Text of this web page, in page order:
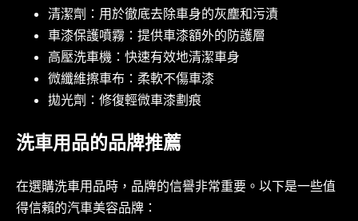
清潔劑：用於徹底去除車身的灰塵和污漬
車漆保護噴霧：提供車漆額外的防護層
高壓洗車機：快速有效地清潔車身
微纖維擦車布：柔軟不傷車漆
拋光劑：修復輕微車漆劃痕
洗車用品的品牌推薦
在選購洗車用品時，品牌的信譽非常重要。以下是一些值
得信賴的汽車美容品牌：